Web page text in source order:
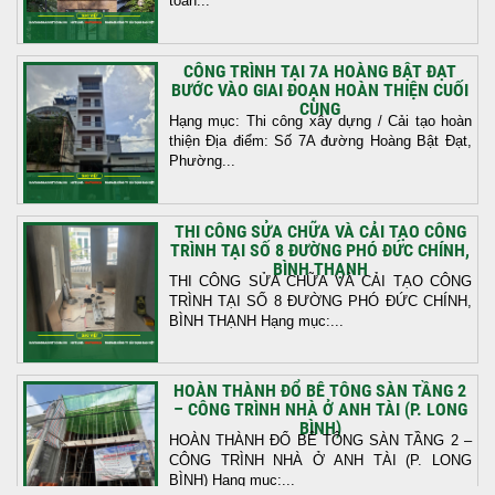
CÔNG TRÌNH TẠI 7A HOÀNG BẬT ĐẠT
BƯỚC VÀO GIAI ĐOẠN HOÀN THIỆN CUỐI
CÙNG
Hạng mục: Thi công xây dựng / Cải tạo hoàn
thiện Địa điểm: Số 7A đường Hoàng Bật Đạt,
Phường...
THI CÔNG SỬA CHỮA VÀ CẢI TẠO CÔNG
TRÌNH TẠI SỐ 8 ĐƯỜNG PHÓ ĐỨC CHÍNH,
BÌNH THẠNH
THI CÔNG SỬA CHỮA VÀ CẢI TẠO CÔNG
TRÌNH TẠI SỐ 8 ĐƯỜNG PHÓ ĐỨC CHÍNH,
BÌNH THẠNH Hạng mục:...
HOÀN THÀNH ĐỔ BÊ TÔNG SÀN TẦNG 2
– CÔNG TRÌNH NHÀ Ở ANH TÀI (P. LONG
BÌNH)
HOÀN THÀNH ĐỔ BÊ TÔNG SÀN TẦNG 2 –
CÔNG TRÌNH NHÀ Ở ANH TÀI (P. LONG
BÌNH) Hạng mục:...